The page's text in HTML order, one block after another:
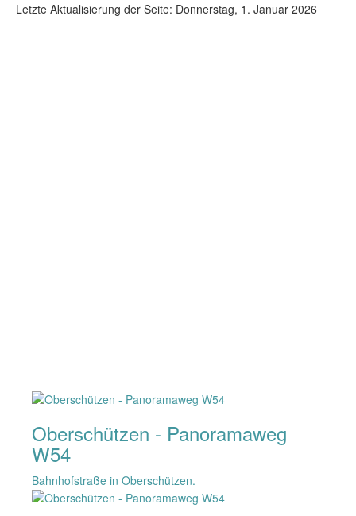
Letzte Aktualisierung der Seite: Donnerstag, 1. Januar 2026
Oberschützen - Panoramaweg
W54
Bahnhofstraße in Oberschützen.